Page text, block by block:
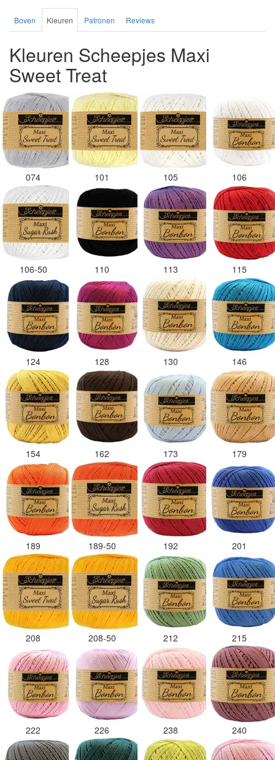
Boven Kleuren Patronen Reviews
Kleuren Scheepjes Maxi
Sweet Treat
074 101 105 106
106-50 110 113 115
124 128 130 146
154 162 173 179
189 189-50 192 201
208 208-50 212 215
222 226 238 240